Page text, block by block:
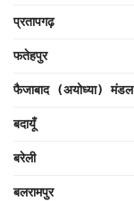
प्रतापगढ़
फतेहपुर
फैजाबाद (अयोध्या) मंडल
बदायूँ
बरेली
बलरामपुर